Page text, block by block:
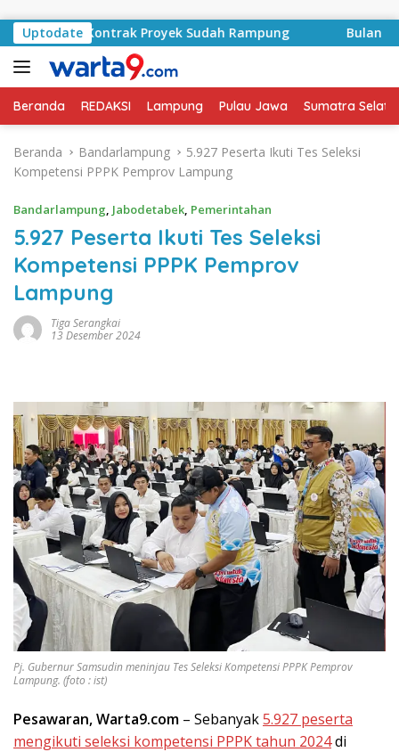
Uptodate
Kontrak Proyek Sudah Rampung Bulan
Beranda REDAKSI Lampung Pulau Jawa Sumatra
Beranda Bandarlampung
5.927 Peserta Ikuti Tes Seleksi
Kompetensi PPPK Pemprov Lampung
Bandarlampung, Jabodetabek, Pemerintahan
5.927 Peserta Ikuti Tes Seleksi
Kompetensi PPPK Pemprov
Lampung
Tiga Serangkai
13 Desember 2024
Pj. Gubernur Samsudin meninjau Tes Seleksi Kompetensi PPPK Pemprov
Lampung. (foto : ist)
Pesawaran, Warta9.com – Sebanyak5.927 peserta
mengikuti seleksi kompetensi PPPK tahun 2024di